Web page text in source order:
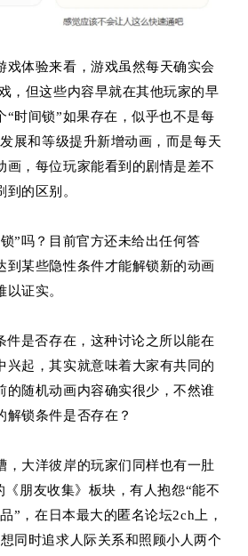
戏体验来看，游戏虽然每天确实会
，但这些内容早就在其他玩家的早
“时间锁”如果存在，似乎也不是每
展和等级提升新增动画，而是每天
画，每位玩家能看到的剧情是差不
的区别。
”吗？目前官方还未给出任何答
到某些隐性条件才能解锁新的动画
证实。
件是否存在，这种讨论之所以能在
兴起，其实就意味着大家有共同的
的随机动画内容确实很少，不然谁
解锁条件是否存在？
，大洋彼岸的玩家们同样也有一肚
朋友收集》板块，有人抱怨“能不
”，在日本最大的匿名论坛2ch上，
同时追求人际关系和照顾小人两个